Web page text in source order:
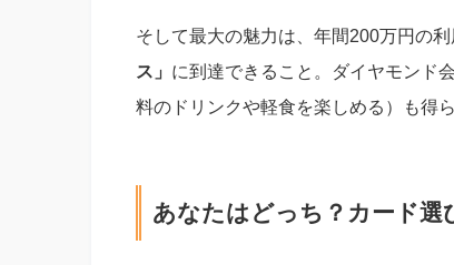
そして最大の魅力は、年間200万円の
ス」 に到達できること。ダイヤモンド
料のドリンクや軽食を楽しめる）も得
あなたはどっち？カード選